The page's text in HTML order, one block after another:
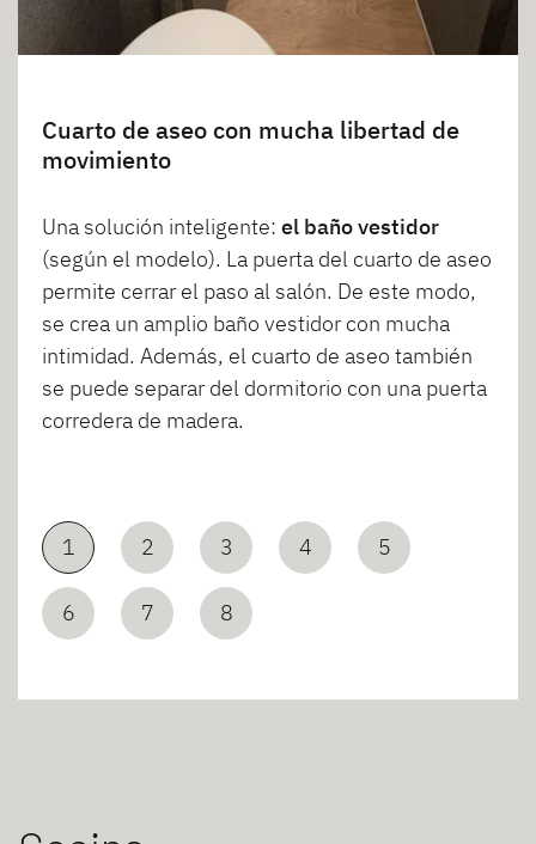
Cuarto de aseo con mucha libertad de
movimiento
Una solución inteligente: el baño vestidor
(según el modelo). La puerta del cuarto de aseo
permite cerrar el paso al salón. De este modo,
se crea un amplio baño vestidor con mucha
intimidad. Además, el cuarto de aseo también
se puede separar del dormitorio con una puerta
corredera de madera.
1 2 3 4 5
6 7 8